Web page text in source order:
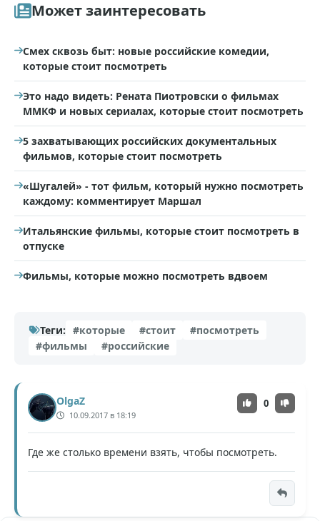
Может заинтересовать
Смех сквозь быт: новые российские комедии,
которые стоит посмотреть
Это надо видеть: Рената Пиотровски о фильмах
ММКФ и новых сериалах, которые стоит посмотреть
5 захватывающих российских документальных
фильмов, которые стоит посмотреть
«Шугалей» - тот фильм, который нужно посмотреть
каждому: комментирует Маршал
Итальянские фильмы, которые стоит посмотреть в
отпуске
Фильмы, которые можно посмотреть вдвоем
Теги: #которые #стоит
#посмотреть
#фильмы
#российские
OlgaZ
10.09.2017 в 18:19
0
Где же столько времени взять, чтобы посмотреть.